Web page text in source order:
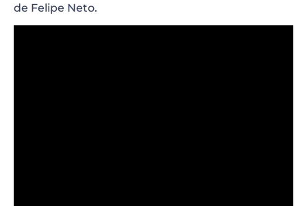
de Felipe Neto.